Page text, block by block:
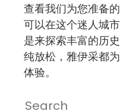
查看我们为您准备
可以在这个迷人城
是来探索丰富的历
纯放松，雅伊采都
体验。